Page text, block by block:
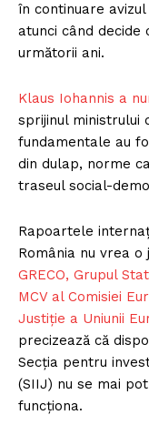
în continuare
atunci când decide
următorii ani.
Klaus Iohannis a
sprijinul ministrului
fundamentale au
din dulap, norme
traseul social-
Rapoartele
România nu vrea o
GRECO, Grupul
MCV al Comisiei
Justiţie a Uniunii
precizează că
Secţia pentru
(SIIJ) nu se mai
funcţiona.